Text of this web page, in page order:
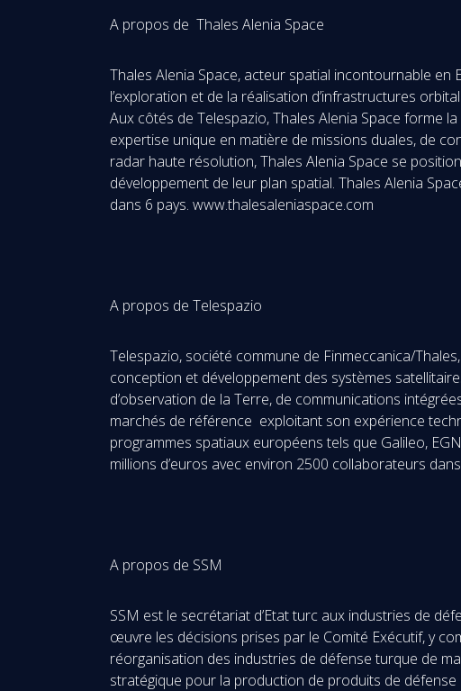
A propos de Thales Alenia Space
Thales Alenia Space, acteur spatial incontournable en
l’exploration et de la réalisation d’infrastructures
Aux côtés de Telespazio, Thales Alenia Space forme
expertise unique en matière de missions duales, de
radar haute résolution, Thales Alenia Space se
développement de leur plan spatial. Thales Alenia
dans 6 pays. www.thalesaleniaspace.com
A propos de Telespazio
Telespazio, société commune de Finmeccanica/
conception et développement des systèmes
d’observation de la Terre, de communications
marchés de référence exploitant son expérience
programmes spatiaux européens tels que Galileo,
millions d’euros avec environ 2500 collaborateurs
A propos de SSM
SSM est le secrétariat d’Etat turc aux industries de
œuvre les décisions prises par le Comité Exécutif, y
réorganisation des industries de défense turque de
stratégique pour la production de produits de